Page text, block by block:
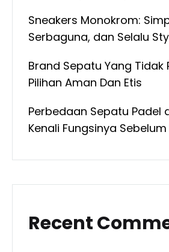
Sneakers Monokrom:
Serbaguna, dan Selalu
Brand Sepatu Yang Tidak
Pilihan Aman Dan Etis
Perbedaan Sepatu Padel
Kenali Fungsinya
Recent